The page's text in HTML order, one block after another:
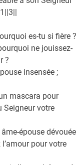
es-tu si fière ?
ne jouissez-
?
insensée ;
mascara pour
Seigneur votre
épouse dévouée
pour votre